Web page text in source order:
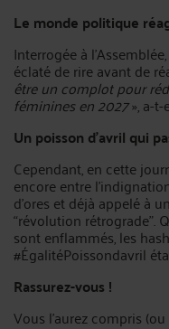
Le monde politique
Interrogée à
éclaté de rire avant de
être un complot pour
féminines en 2027», a-t-
Un poisson d’avril qui
Cependant, en cette
encore entre
d’ores et déjà appelé à
“révolution rétrograde”.
sont enflammés, les
#ÉgalitéPoissondavril
Rassurez-vous !
Vous l’aurez compris